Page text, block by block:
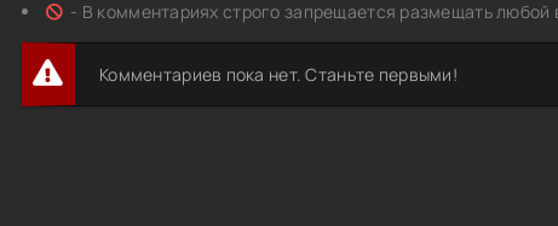
- В комментариях строго запрещается размещать любой
Комментариев пока нет. Станьте первыми!